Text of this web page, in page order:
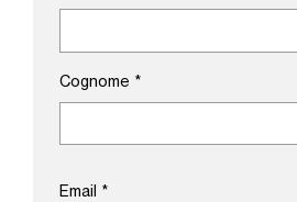
Cognome *
Email *